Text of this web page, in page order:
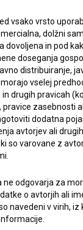
pogoje in
in obdelavo
vsako vrsto
dolžni
dovoljena in pod
doseganja
distribuiranje,
vselej
drugih pravicah
pravice zasebnosti
dodatna
avtorjev ali
so varovane z
ne odgovarja za
o avtorjih ali
navedeni v virih, iz